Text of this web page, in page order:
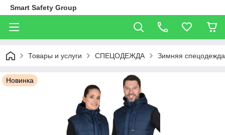
Smart Safety Group
Товары и услуги СПЕЦОДЕЖДА Зимняя спецодежда
Новинка